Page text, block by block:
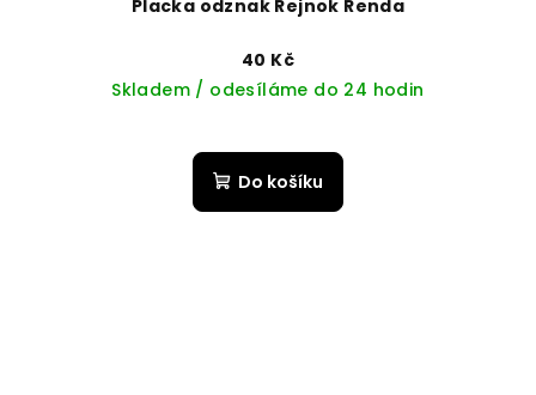
Placka odznak Rejnok Renda
40 Kč
Skladem / odesíláme do 24 hodin
Do košíku